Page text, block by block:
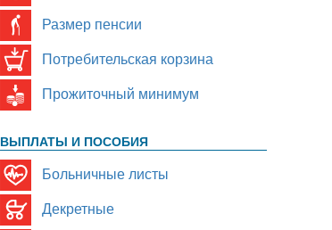
Размер пенсии
Потребительская корзина
Прожиточный минимум
ВЫПЛАТЫ И ПОСОБИЯ
Больничные листы
Декретные